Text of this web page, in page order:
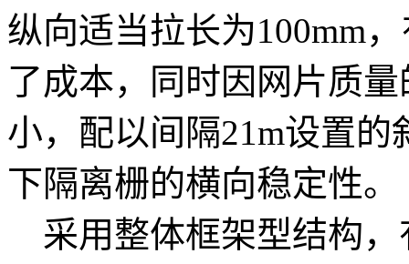
纵向适当拉长为100mm
了成本，同时因网片质
小，配以间隔21m设置
下隔离栅的横向稳定性。
采用整体框架型结构，